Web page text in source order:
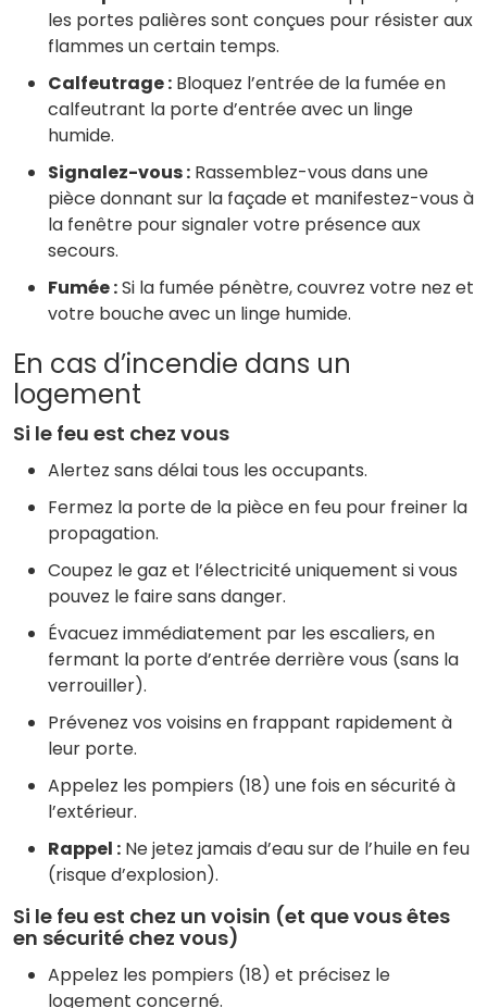
les portes palières sont conçues pour résister aux
flammes un certain temps.
Calfeutrage : Bloquez l’entrée de la fumée en
calfeutrant la porte d’entrée avec un linge
humide.
Signalez-vous : Rassemblez-vous dans une
pièce donnant sur la façade et manifestez-vous à
la fenêtre pour signaler votre présence aux
secours.
Fumée :Si la fumée pénètre, couvrez votre nez et
votre bouche avec un linge humide.
En cas d’incendie dans un
logement
Si le feu est chez vous
Alertez sans délai tous les occupants.
Fermez la porte de la pièce en feu pour freiner la
propagation.
Coupez le gaz et l’électricité uniquement si vous
pouvez le faire sans danger.
Évacuez immédiatement par les escaliers, en
fermant la porte d’entrée derrière vous (sans la
verrouiller).
Prévenez vos voisins en frappant rapidement à
leur porte.
Appelez les pompiers (18) une fois en sécurité à
l’extérieur.
Rappel : Ne jetez jamais d’eau sur de l’huile en feu
(risque d’explosion).
Si le feu est chez un voisin (et que vous êtes
en sécurité chez vous)
Appelez les pompiers (18) et précisez le
logement concerné.